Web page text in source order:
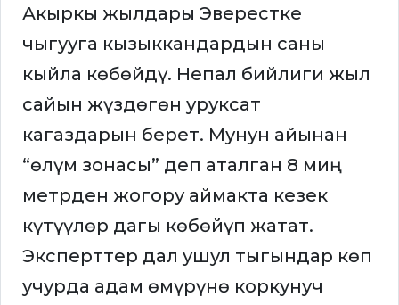
Акыркы жылдары Эверестке
чыгууга кызыккандардын саны
кыйла көбөйдү. Непал бийлиги жыл
сайын жүздөгөн уруксат
кагаздарын берет. Мунун айынан
“өлүм зонасы” деп аталган 8 миң
метрден жогору аймакта кезек
күтүүлөр дагы көбөйүп жатат.
Эксперттер дал ушул тыгындар көп
учурда адам өмүрүнө коркунуч